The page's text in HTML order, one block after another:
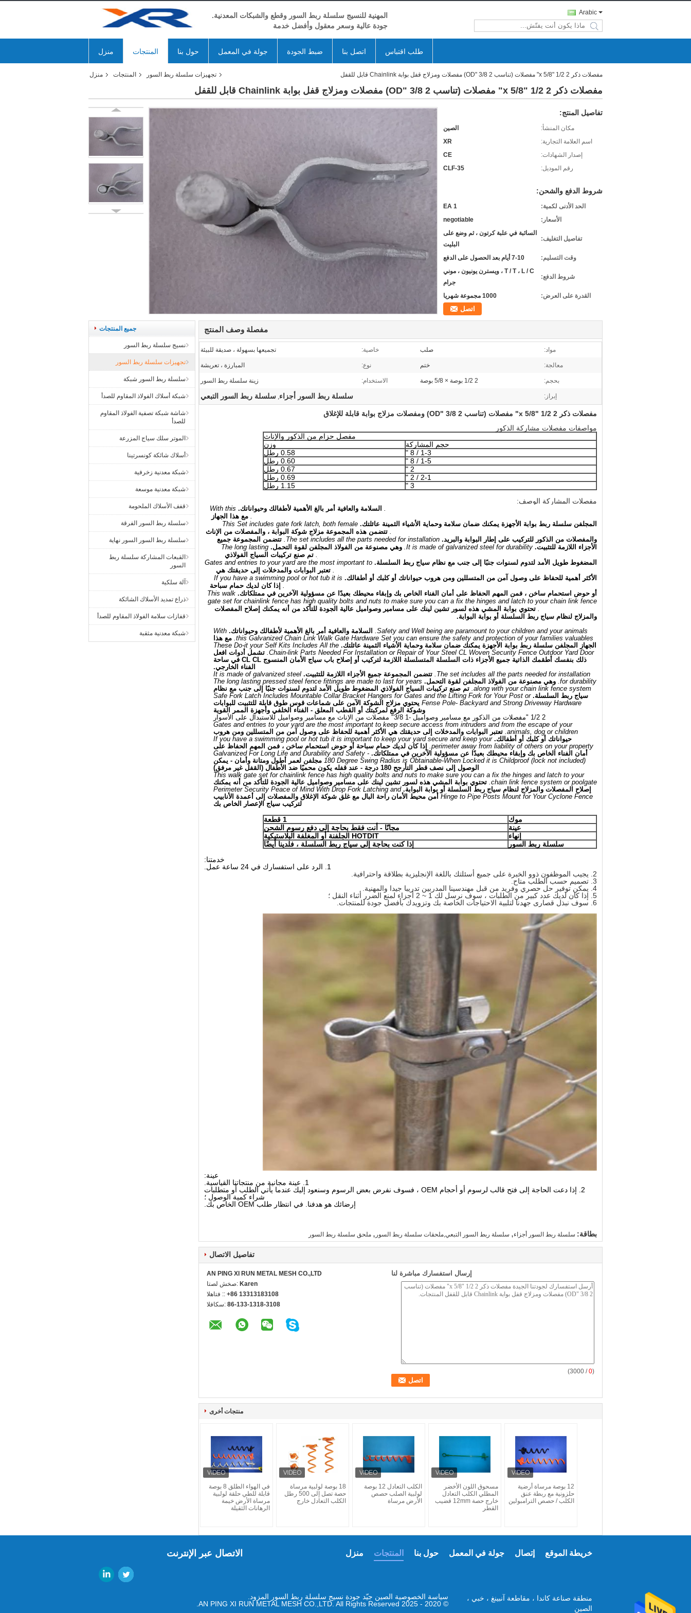
المهنية للنسيج سلسلة ربط السور وقطع والشبكات المعدنية.
جودة عالية وسعر معقول وأفضل خدمة
Arabic
search
منزل المنتجات حول بنا جولة في المعمل ضبط الجودة اتصل بنا طلب اقتباس
منزل المنتجات تجهيزات سلسلة ربط السور مفصلات ذكر 2 1/2 "x 5/8" مفصلات (تناسب 2 3/8 "OD) مفصلات ومزلاج قفل بوابة Chainlink قابل للقفل
مفصلات ذكر 2 1/2 "x 5/8" مفصلات (تناسب 2 3/8 "OD) مفصلات ومزلاج قفل بوابة Chainlink قابل للقفل
تفاصيل المنتج:
مكان المنشأ:
الصين
اسم العلامة التجارية:
XR
إصدار الشهادات:
CE
رقم الموديل:
CLF-35
شروط الدفع والشحن:
الحد الأدنى لكمية:
1 EA
الأسعار:
negotiable
تفاصيل التغليف:
السائبة في علبة كرتون ، ثم وضع على
البليت
وقت التسليم:
7-10 أيام بعد الحصول على الدفع
شروط الدفع:
T / T ، L / C ، ويسترن يونيون ، موني
جرام
القدرة على العرض:
1000 مجموعة شهريا
اتصل
جميع المنتجات
نسيج سلسلة ربط السور
تجهيزات سلسلة ربط السور
سلسلة ربط السور شبكة
شبكة أسلاك الفولاذ المقاوم للصدأ
شاشة شبكة تصفية الفولاذ المقاوم
للصدأ
الموتر سلك سياج المزرعة
أسلاك شائكة كونسرتينا
شبكة معدنية زخرفية
شبكة معدنية موسعة
قفف الأسلاك الملحومة
سلسلة ربط السور الفرقة
سلسلة ربط السور السور نهاية
القبعات المشاركة سلسلة ربط
السور
آلة سلكية
ذراع تمديد الأسلاك الشائكة
قفازات سلامة الفولاذ المقاوم للصدأ
شبكة معدنية مثقبة
مفصلة وصف المنتج
مواد: صلب خاصية: تجميعها بسهولة ، صديقة للبيئة
معالجة: ختم نوع: المبارزة ، تعريشة
بحجم: 2 1/2 بوصة × 5/8 بوصة الاستخدام: زينة سلسلة ربط السور
إبراز: سلسلة ربط السور أجزاء, سلسلة ربط السور التبعي
مفصلات ذكر 2 1/2 "x 5/8" مفصلات (تناسب 2 3/8 "OD) ومفصلات مزلاج بوابة قابلة للإغلاق
مواصفات مفصلات مشاركة الذكور
مفصل حزام من الذكور والإناث
حجم المشاركة
وزن
1-3 / 8 "
0.58 رطل
1-5 / 8 "
0.60 رطل
2 "
0.67 رطل
2-1 / 2 "
0.69 رطل
3 "
1.15 رطل
مفصلات المشاركة الوصف:
السلامة والعافية أمر بالغ الأهمية لأطفالك وحيواناتك. With this
مع هذا الجهاز
المجلفن سلسلة ربط بوابة الأجهزة يمكنك ضمان سلامة وحماية الأشياء الثمينة عائلتك. This Set includes gate fork latch, both female
تتضمن هذه المجموعة مزلاج شوكة البوابة ، والمفصلات من الإناث
والمفصلات من الذكور للتركيب على إطار البوابة والبريد. The set includes all the parts needed for installation. تتضمن المجموعة جميع
الأجزاء اللازمة للتثبيت. It is made of galvanized steel for durability. وهي مصنوعة من الفولاذ المجلفن لقوة التحمل. The long lasting
تم صنع تركيبات السياج الفولاذي
المضغوط طويل الأمد لتدوم لسنوات جنبًا إلى جنب مع نظام سياج ربط السلسلة. Gates and entries to your yard are the most important to
تعتبر البوابات والمدخلات إلى حديقتك هي
الأكثر أهمية للحفاظ على وصول آمن من المتسللين ومن هروب حيواناتك أو كلبك أو أطفالك. If you have a swimming pool or hot tub it is
إذا كان لديك حمام سباحة
أو حوض استحمام ساخن ، فمن المهم الحفاظ على أمان الفناء الخاص بك وإبقاء محيطك بعيدًا عن مسؤولية الآخرين في ممتلكاتك. This walk
gate set for chainlink fence has high quality bolts and nuts to make sure you can a fix the hinges and latch to your chain link fence
تحتوي بوابة المشي هذه لسور تشين لينك على مسامير وصواميل عالية الجودة للتأكد من أنه يمكنك إصلاح المفصلات
والمزلاج لنظام سياج ربط السلسلة أو بوابة البوابة.
Safety and Well being are paramount to your children and your animals.
السلامة والعافية أمر بالغ الأهمية لأطفالك وحيواناتك. With
this Galvanized Chain Link Walk Gate Hardware Set you can ensure the safety and protection of your families valuables. مع هذا
الجهاز المجلفن سلسلة ربط بوابة الأجهزة يمكنك ضمان سلامة وحماية الأشياء الثمينة عائلتك. These Do-it your Self Kits Includes All the
Chain-link Parts Needed For Installation or Repair of Your Steel CL Woven Security Fence Outdoor Yard Door. تشمل أدوات افعل
ذلك بنفسك أطقمك الذاتية جميع الأجزاء ذات السلسلة المتسلسلة اللازمة لتركيب أو إصلاح باب سياج الأمان المنسوج CL CL في ساحة
الفناء الخارجي.
The set includes all the parts needed for installation. تتضمن المجموعة جميع الأجزاء اللازمة للتثبيت. It is made of galvanized steel
for durability. وهي مصنوعة من الفولاذ المجلفن لقوة التحمل. The long lasting pressed steel fence fittings are made to last for years
along with your chain link fence system. تم صنع تركيبات السياج الفولاذي المضغوط طويل الأمد لتدوم لسنوات جنبًا إلى جنب مع نظام
سياج ربط السلسلة. Safe Fork Latch Includes Mountable Collar Bracket Hangers for Gates and the Lifting Fork for Your Post or
Fense Pole- Backyard and Strong Driveway Hardware يحتوي مزلاج الشوكة الآمن على شماعات قوس طوق قابلة للتثبيت للبوابات
وشوكة الرفع لمركبتك أو القطب المعلق - الفناء الخلفي وأجهزة الممر القوية
2 1/2 "مفصلات من الذكور مع مسامير وصواميل -1 3/8" مفصلات من الإناث مع مسامير وصواميل للاستبدال على الأسوار
Gates and entries to your yard are the most important to keep secure access from intruders and from the escape of your
animals, dog or children. تعتبر البوابات والمدخلات إلى حديقتك هي الأكثر أهمية للحفاظ على وصول آمن من المتسللين ومن هروب
حيواناتك أو كلبك أو أطفالك. If you have a swimming pool or hot tub it is important to keep your yard secure and keep your
perimeter away from liability of others on your property.
إذا كان لديك حمام سباحة أو حوض استحمام ساخن ، فمن المهم الحفاظ على
أمان الفناء الخاص بك وإبقاء محيطك بعيدًا عن مسؤولية الآخرين في ممتلكاتك. Galvanized For Long Life and Durability and Safety -
180 Degree Swing Radius is Obtainable-When Locked it is Childproof (lock not included) مجلفن لعمر أطول ومتانة وأمان - يمكن
الوصول إلى نصف قطر التأرجح 180 درجة - عند قفله يكون محميًا ضد الأطفال (القفل غير مرفق)
This walk gate set for chainlink fence has high quality bolts and nuts to make sure you can a fix the hinges and latch to your
chain link fence system or poolgate. تحتوي بوابة المشي هذه لسور تشين لينك على مسامير وصواميل عالية الجودة للتأكد من أنه يمكنك
إصلاح المفصلات والمزلاج لنظام سياج ربط السلسلة أو بوابة البوابة. Perimeter Security Peace of Mind With Drop Fork Latching and
Hinge to Pipe Posts Mount for Your Cyclone Fence أمن محيط الأمان راحة البال مع غلق شوكة الإغلاق والمفصلات إلى أعمدة الأنابيب
لتركيب سياج الإعصار الخاص بك
موك
1 قطعة
عينة
مجانًا - أنت فقط بحاجة إلى دفع رسوم الشحن
إنهاء
HOTDIT الجلفنة أو المغلفة البلاستيكية
سلسلة ربط السور
إذا كنت بحاجة إلى سياج ربط السلسلة ، فلدينا أيضًا
خدمتنا:
1. الرد على استفسارك في 24 ساعة عمل.
2. يجيب الموظفون ذوو الخبرة على جميع أسئلتك باللغة الإنجليزية بطلاقة واحترافية.
3. تصميم حسب الطلب متاح.
4. يمكن توفير حل حصري وفريد ​​من قبل مهندسينا المدربين تدريبا جيدا والمهنية.
5. إذا كان لديك عدد كبير من الطلبات ، سوف نرسل لك 1 ~ 2 أجزاء لمنع الضرر أثناء النقل ؛
6. سوف نبذل قصارى جهدنا لتلبية الاحتياجات الخاصة بك وتزويدك بأفضل جودة للمنتجات.
عينة:
1. عينة مجانية من منتجاتنا القياسية.
2. إذا دعت الحاجة إلى فتح قالب لرسوم أو أحجام OEM ، فسوف نفرض بعض الرسوم وسنعود إليك عندما يأتي الطلب أو متطلبات
شراء كمية الوصول ؛
إرضائك هو هدفنا. في انتظار طلب OEM الخاص بك.
بطاقة: سلسلة ربط السور أجزاء, سلسلة ربط السور التبعي,ملحقات سلسلة ربط السور , ملحق سلسلة ربط السور
تفاصيل الاتصال
AN PING XI RUN METAL MESH CO.,LTD
اتصل شخص: Karen
الهاتف :: +86 13313183108
الفاكس: 86-133-1318-3108
إرسال استفسارك مباشرة لنا
(
0
/ 3000)
منتجات أخرى
في الهواء الطلق 8 بوصة
قابلة للطي حلقة لولبية
مرساة الأرض خيمة
الرهانات الثقيلة
18 بوصة لولبية مرساة
حصة تصل إلى 500 رطل
الكلب التعادل خارج
الكلب التعادل 12 بوصة
لولبية الصلب حصص
الأرض مرساة
مسحوق اللون الأخضر
المطلي الكلب التعادل
خارج حصة 12mm قضيب
القطر
12 بوصة مرساة أرضية
حلزونية مع ربطة عنق
الكلب / حصص الترامبولين
الاتصال عبر الإنترنت خريطة الموقع إتصال جولة في المعمل حول بنا المنتجات منزل
سياسة الخصوصية الصين جيّد جودة نسيج سلسلة ربط السور المزود.
© 2020 - 2025 AN PING XI RUN METAL MESH CO.,LTD. All Rights Reserved.
منطقة صناعة كاندا ، مقاطعة آنبينغ ، خبي ،
الصين